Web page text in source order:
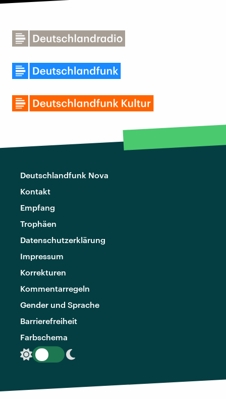
Deutschlandfunk Nova
Kontakt
Empfang
Trophäen
Datenschutzerklärung
Impressum
Korrekturen
Kommentarregeln
Gender und Sprache
Barrierefreiheit
Farbschema